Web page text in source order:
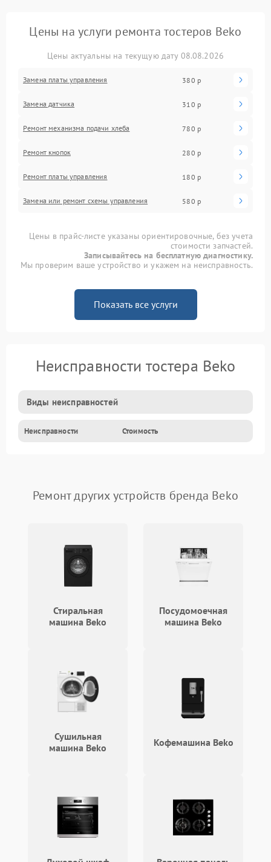
Цены на услуги ремонта тостеров Beko
Цены актуальны на текущую дату 08.08.2026
Замена платы управления 380 р
Замена датчика 310 р
Ремонт механизма подачи хлеба 780 р
Ремонт кнопок 280 р
Ремонт платы управления 180 р
Замена или ремонт схемы управления 580 р
Цены в прайс-листе указаны ориентировочные, без учета
стоимости запчастей.
Записывайтесь на бесплатную диагностику.
Мы проверим ваше устройство и укажем на неисправность.
Показать все услуги
Неисправности тостера Beko
Виды неисправностей
Неисправности Стоимость
Ремонт других устройств бренда Beko
Стиральная
машина Beko
Посудомоечная
машина Beko
Сушильная
машина Beko
Кофемашина Beko